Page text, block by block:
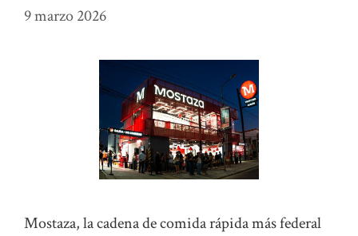
9 marzo 2026
Mostaza, la cadena de comida rápida más federal